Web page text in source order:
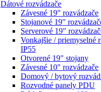
Dátové rozvádzače
Závesné 19" rozvádzače
Stojanové 19"
Serverové 19"
Vonkajšie / priemyselné
IP55
Otvorené 19" stojany
Závesné 10" rozvádzače
Domový / bytový
Rozvodné panely PDU